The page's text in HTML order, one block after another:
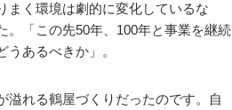
まく環境は劇的に変化しているな
。「この先50年、100年と事業を継続
あるべきか」。
溢れる鶴屋づくりだったのです。自